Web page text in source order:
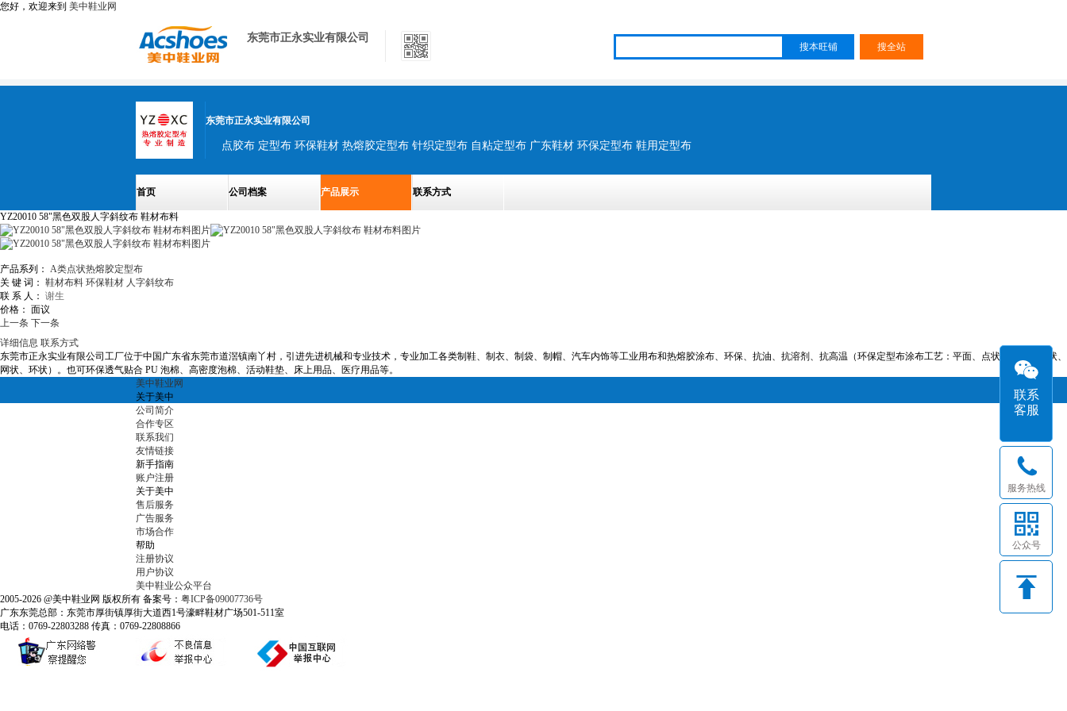
您好，欢迎来到 美中鞋业网
东莞市正永实业有限公司
东莞市正永实业有限公司
点胶布 定型布 环保鞋材 热熔胶定型布 针织定型布 自粘定型布 广东鞋材 环保定型布 鞋用定型布
首页 公司档案 产品展示 联系方式
YZ20010 58"黑色双股人字斜纹布 鞋材布料
产品系列： A类点状热熔胶定型布
关 键 词： 鞋材布料 环保鞋材 人字斜纹布
联 系 人： 谢生
价格： 面议
上一条 下一条
详细信息 联系方式
东莞市正永实业有限公司工厂位于中国广东省东莞市道滘镇南丫村，引进先进机械和专业技术，专业加工各类制鞋、制衣、制袋、制帽、汽车内饰等工业用布和热熔胶涂布、环保、抗油、抗溶剂、抗高温（环保定型布涂布工艺：平面、点状、粉状、糊状、
网状、环状）。也可环保透气贴合 PU 泡棉、高密度泡棉、活动鞋垫、床上用品、医疗用品等。
美中鞋业网
关于美中
公司简介
合作专区
联系我们
友情链接
新手指南
账户注册
关于美中
售后服务
广告服务
市场合作
帮助
注册协议
用户协议
美中鞋业公众平台
2005-2026 @美中鞋业网 版权所有 备案号： 粤ICP备09007736号
广东东莞总部：东莞市厚街镇厚街大道西1号濠畔鞋材广场501-511室
电话：0769-22803288 传真：0769-22808866
联系
客服
服务热线
公众号